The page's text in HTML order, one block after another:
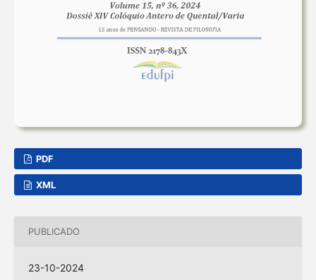
PDF
XML
PUBLICADO
23-10-2024